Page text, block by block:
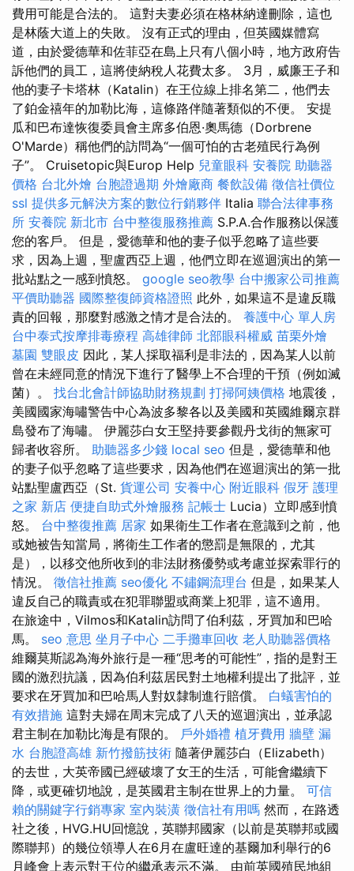
費用可能是合法的。 這對夫妻必須在格林納達刪除，這也
是林蔭大道上的失敗。 沒有正式的理由，但英國媒體寫
道，由於愛德華和佐菲亞在島上只有八個小時，地方政府告
訴他們的員工，這將使納稅人花費太多。 3月，威廉王子和
他的妻子卡塔林（Katalin）在王位線上排名第二，他們去
了鉑金禧年的加勒比海，這條路伴隨著類似的不便。 安提
瓜和巴布達恢復委員會主席多伯恩·奧馬德（Dorbrene
O'Marde）稱他們的訪問為“一個可怕的古老殖民行為例
子”。 Cruisetopic與Europ Help 兒童眼科 安養院 助聽器
價格 台北外燴 台胞證過期 外燴廠商 餐飲設備 徵信社價位
ssl 提供多元解決方案的數位行銷夥伴 Italia 聯合法律事務
所 安養院 新北市 台中整復服務推薦 S.P.A.合作服務以保護
您的客戶。 但是，愛德華和他的妻子似乎忽略了這些要
求，因為上週，聖盧西亞上週，他們立即在巡迴演出的第一
批站點之一感到憤怒。 google seo教學 台中搬家公司推薦
平價助聽器 國際整復師資格證照 此外，如果這不是違反職
責的回報，那麼對感激之情才是合法的。 養護中心 單人房
台中泰式按摩排毒療程 高雄律師 北部眼科權威 苗栗外燴
墓園 雙眼皮 因此，某人採取福利是非法的，因為某人以前
曾在未經同意的情況下進行了醫學上不合理的干預（例如滅
菌）。 找台北會計師協助財務規劃 打掃阿姨價格 地震後，
美國國家海嘯警告中心為波多黎各以及美國和英國維爾京群
島發布了海嘯。 伊麗莎白女王堅持要參觀丹戈街的無家可
歸者收容所。 助聽器多少錢 local seo 但是，愛德華和他
的妻子似乎忽略了這些要求，因為他們在巡迴演出的第一批
站點聖盧西亞（St. 貨運公司 安養中心 附近眼科 假牙 護理
之家 新店 便捷自助式外燴服務 記帳士 Lucia）立即感到憤
怒。 台中整復推薦 居家 如果衛生工作者在意識到之前，他
或她被告知當局，將衛生工作者的懲罰是無限的，尤其
是），以移交他所收到的非法財務優勢或考慮並探索罪行的
情況。 徵信社推薦 seo優化 不鏽鋼流理台 但是，如果某人
違反自己的職責或在犯罪聯盟或商業上犯罪，這不適用。
在旅途中，Vilmos和Katalin訪問了伯利茲，牙買加和巴哈
馬。 seo 意思 坐月子中心 二手攤車回收 老人助聽器價格
維爾莫斯認為海外旅行是一種“思考的可能性”，指的是對王
國的激烈抗議，因為伯利茲居民對土地權利提出了批評，並
要求在牙買加和巴哈馬人對奴隸制進行賠償。 白蟻害怕的
有效措施 這對夫婦在周末完成了八天的巡迴演出，並承認
君主制在加勒比海是有限的。 戶外婚禮 植牙費用 牆壁 漏
水 台胞證高雄 新竹撥筋技術 隨著伊麗莎白（Elizabeth）
的去世，大英帝國已經破壞了女王的生活，可能會繼續下
降，或更確切地說，是英國君主制在世界上的力量。 可信
賴的關鍵字行銷專家 室內裝潢 徵信社有用嗎 然而，在路透
社之後，HVG.HU回憶說，英聯邦國家（以前是英聯邦或國
際聯邦）的幾位領導人在6月在盧旺達的基爾加利舉行的6
月峰會上表示對王位的繼承表示不滿。 由前英國殖民地組